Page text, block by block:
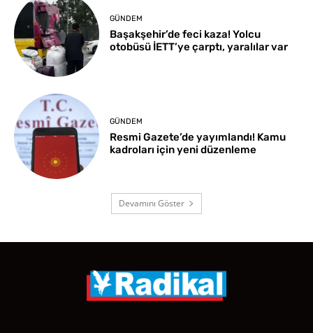
GÜNDEM
Başakşehir’de feci kaza! Yolcu
otobüsü İETT’ye çarptı, yaralılar var
GÜNDEM
Resmi Gazete’de yayımlandı! Kamu
kadroları için yeni düzenleme
Devamını Göster